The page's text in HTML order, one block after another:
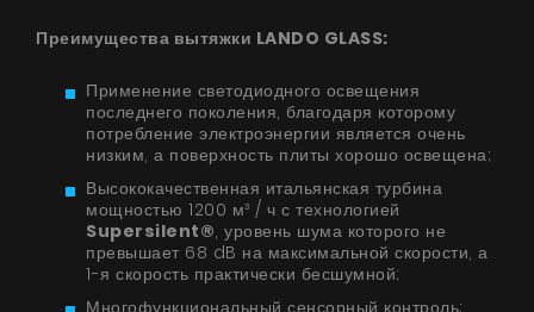
Преимущества вытяжки LANDO GLASS:
Применение светодиодного освещения
последнего поколения, благодаря которому
потребление электроэнергии является очень
низким, а поверхность плиты хорошо освещена;
Высококачественная итальянская турбина
мощностью 1200 м³ / ч с технологией
Supersilent®, уровень шума которого не
превышает 68 dB на максимальной скорости, а
1-я скорость практически бесшумной;